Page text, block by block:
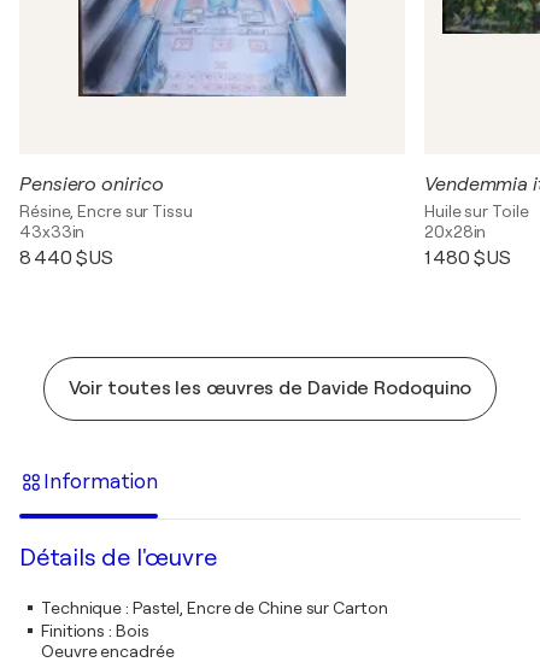
Pensiero onirico
Résine, Encre sur Tissu
43x33in
8 440 $US
Vendemmia
Huile sur Toile
20x28in
1 480 $US
Voir toutes les œuvres de Davide Rodoquino
Information
Détails de l'œuvre
Technique: Pastel, Encre de Chine sur Carton
Finitions : Bois
Oeuvre encadrée